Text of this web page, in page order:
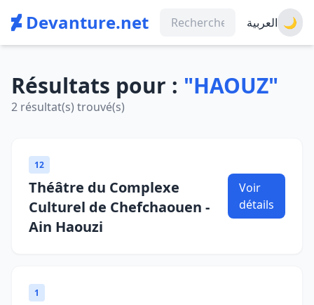
Devanture.net العربية 🌙
Résultats pour : "HAOUZ"
2 résultat(s) trouvé(s)
12
Théâtre du Complexe
Culturel de Chefchaouen -
Ain Haouzi
Voir
détails
1